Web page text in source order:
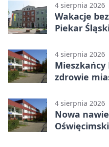
4 sierpnia 2026
Wakacje
Piekar
4 sierpnia 2026
Mieszkańcy
zdrowie
4 sierpnia 2026
Nowa